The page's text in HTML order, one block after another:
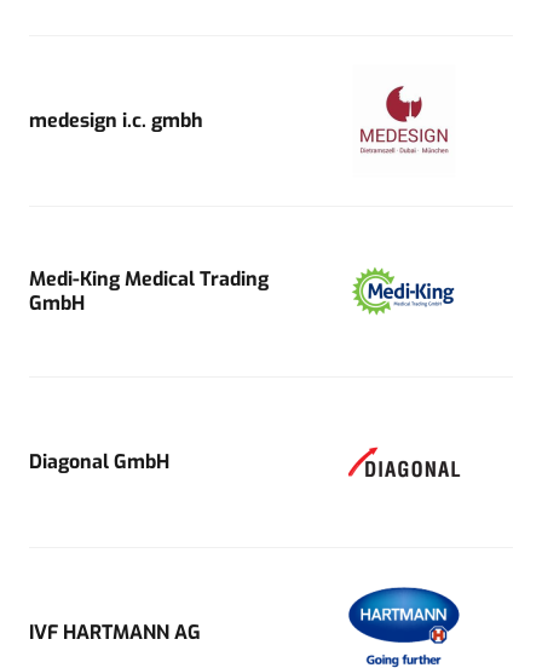
medesign i.c. gmbh
Medi-King Medical Trading
GmbH
Diagonal GmbH
IVF HARTMANN AG